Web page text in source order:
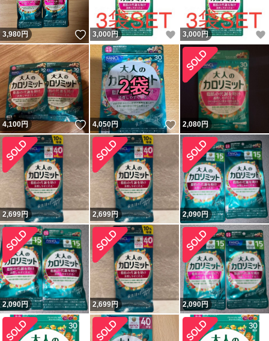
3,980円 いいね！
3,000 円 いいね！
3,000 円
4,100円 いいね！
4,050円 いいね！
2,080円
2,699円 2,699円 2,090円
2,090円 2,699円 2,090円